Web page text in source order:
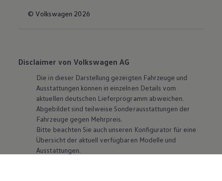
© Volkswagen 2026
Disclaimer von Volkswagen AG
Die in dieser Darstellung gezeigten Fahrzeuge und
Ausstattungen können in einzelnen Details vom
aktuellen deutschen Lieferprogramm abweichen.
Abgebildet sind teilweise Sonderausstattungen der
Fahrzeuge gegen Mehrpreis.
Bitte beachten Sie auch unseren Konfigurator für eine
Übersicht der aktuell verfügbaren Modelle und
Ausstattungen.